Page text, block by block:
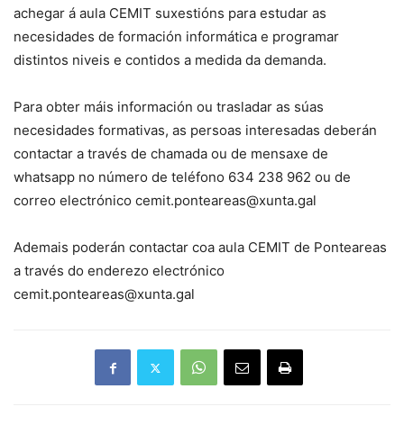
achegar á aula CEMIT suxestións para estudar as
necesidades de formación informática e programar
distintos niveis e contidos a medida da demanda.
Para obter máis información ou trasladar as súas
necesidades formativas, as persoas interesadas deberán
contactar a través de chamada ou de mensaxe de
whatsapp no número de teléfono 634 238 962 ou de
correo electrónico cemit.ponteareas@xunta.gal
Ademais poderán contactar coa aula CEMIT de Ponteareas
a través do enderezo electrónico
cemit.ponteareas@xunta.gal